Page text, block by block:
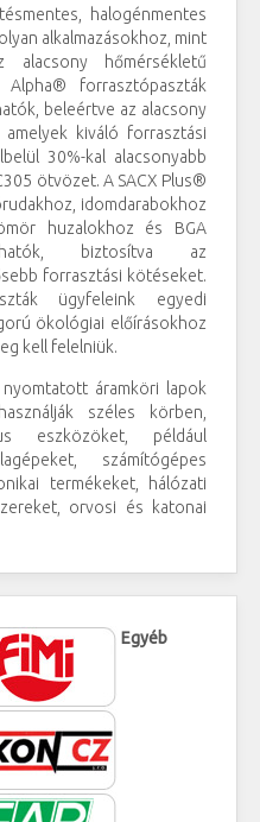
halogénmentes
alkalmazásokhoz, mint
hőmérsékletű
forrasztópaszták
beleértve az alacsony
kiváló forrasztási
30%-kal alacsonyabb
ötvözet. A SACX Plus®
idomdarabokhoz
huzalokhoz és BGA
biztosítva az
forrasztási kötéseket.
ügyfeleink egyedi
ökológiai előírásokhoz
kell felelniük.
áramköri lapok
széles körben,
eszközöket, például
számítógépes
termékeket, hálózati
orvosi és katonai
Egyéb